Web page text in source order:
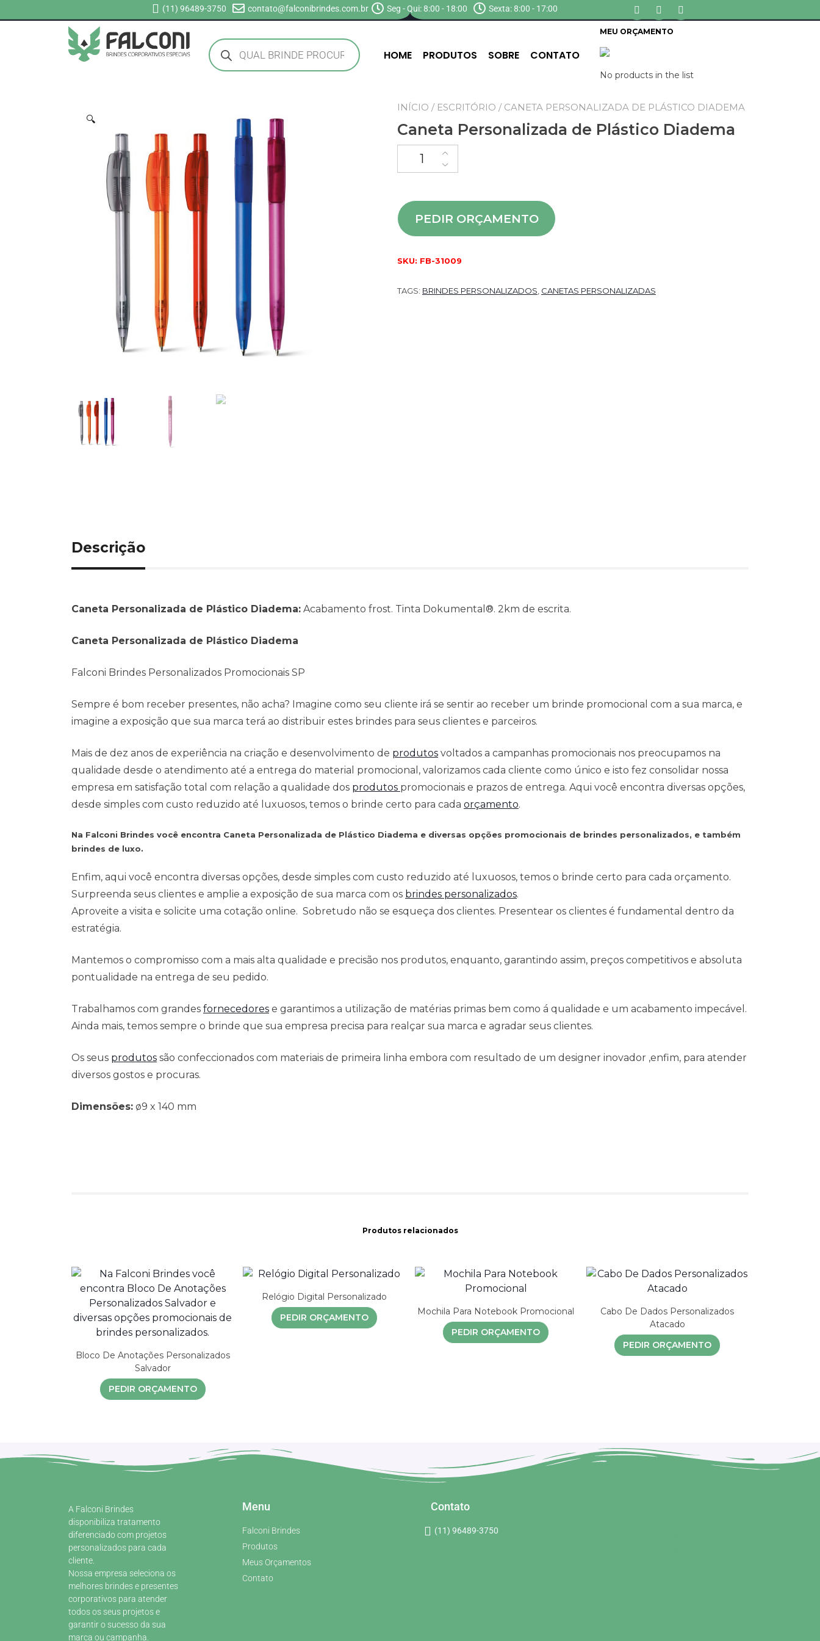
(11) 96489-3750 contato@falconibrindes.com.br Seg - Qui: 8:00 - 18:00 Sexta: 8:00 - 17:00
HOME PRODUTOS SOBRE CONTATO
MEU ORÇAMENTO
No products in the list
🔍
INÍCIO / ESCRITÓRIO / CANETA PERSONALIZADA DE PLÁSTICO DIADEMA
Caneta Personalizada de Plástico Diadema
PEDIR ORÇAMENTO
SKU: FB-31009
TAGS: BRINDES PERSONALIZADOS CANETAS PERSONALIZADAS
Descrição
Caneta Personalizada de Plástico Diadema: Acabamento frost. Tinta Dokumental®. 2km de escrita.
Caneta Personalizada de Plástico Diadema
Falconi Brindes Personalizados Promocionais SP
Sempre é bom receber presentes, não acha? Imagine como seu cliente irá se sentir ao receber um brinde promocional com a sua marca, e
imagine a exposição que sua marca terá ao distribuir estes brindes para seus clientes e parceiros.
Mais de dez anos de experiência na criação e desenvolvimento de produtos voltados a campanhas promocionais nos preocupamos na
qualidade desde o atendimento até a entrega do material promocional, valorizamos cada cliente como único e isto fez consolidar nossa
empresa em satisfação total com relação a qualidade dos produtos promocionais e prazos de entrega. Aqui você encontra diversas opções,
desde simples com custo reduzido até luxuosos, temos o brinde certo para cada orçamento.
Na Falconi Brindes você encontra Caneta Personalizada de Plástico Diadema e diversas opções promocionais de brindes personalizados, e também
brindes de luxo.
Enfim, aqui você encontra diversas opções, desde simples com custo reduzido até luxuosos, temos o brinde certo para cada orçamento.
Surpreenda seus clientes e amplie a exposição de sua marca com os brindes personalizados.
Aproveite a visita e solicite uma cotação online. Sobretudo não se esqueça dos clientes. Presentear os clientes é fundamental dentro da
estratégia.
Mantemos o compromisso com a mais alta qualidade e precisão nos produtos, enquanto, garantindo assim, preços competitivos e absoluta
pontualidade na entrega de seu pedido.
Trabalhamos com grandes fornecedores e garantimos a utilização de matérias primas bem como á qualidade e um acabamento impecável.
Ainda mais, temos sempre o brinde que sua empresa precisa para realçar sua marca e agradar seus clientes.
Os seus produtos são confeccionados com materiais de primeira linha embora com resultado de um designer inovador ,enfim, para atender
diversos gostos e procuras.
Dimensões: ø9 x 140 mm
Produtos relacionados
Bloco De Anotações Personalizados
Salvador
PEDIR ORÇAMENTO
Relógio Digital Personalizado
PEDIR ORÇAMENTO
Mochila Para Notebook Promocional
PEDIR ORÇAMENTO
Cabo De Dados Personalizados
Atacado
PEDIR ORÇAMENTO
A Falconi Brindes
disponibiliza tratamento
diferenciado com projetos
personalizados para cada
cliente.
Nossa empresa seleciona os
melhores brindes e presentes
corporativos para atender
todos os seus projetos e
garantir o sucesso da sua
marca ou campanha.
Menu
Falconi Brindes
Produtos
Meus Orçamentos
Contato
Contato
(11) 96489-3750